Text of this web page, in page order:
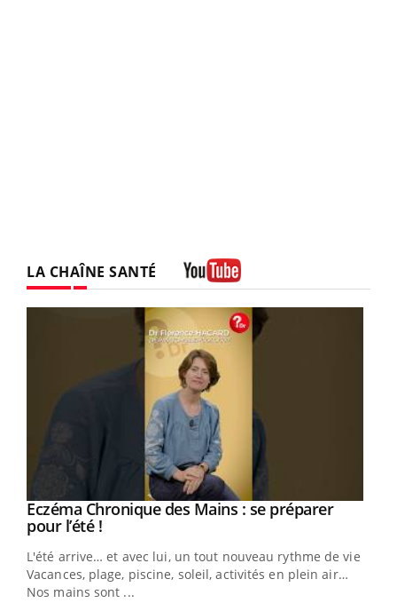
LA CHAÎNE SANTÉ
Youtube
Eczéma Chronique des Mains : se préparer
pour l’été !Youtube
L'été arrive… et avec lui, un tout nouveau rythme de vie !
Vacances, plage, piscine, soleil, activités en plein air…
Nos mains sont ...